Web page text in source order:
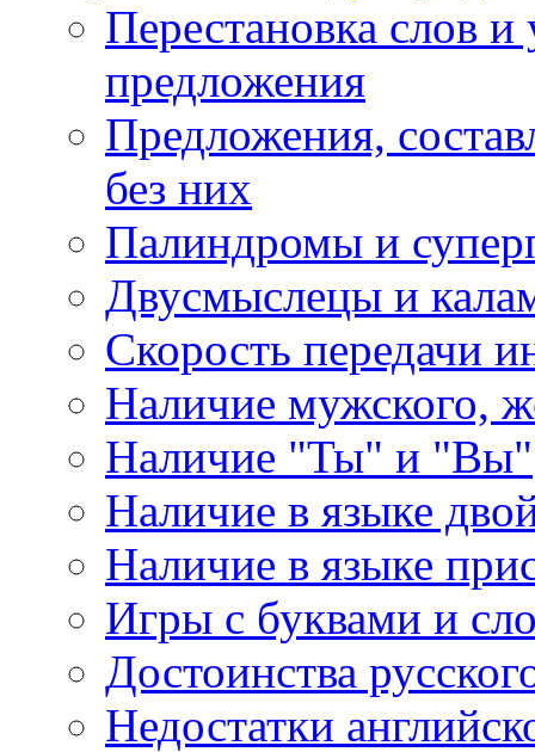
Перестановка слов
предложения
Предложения,
без них
Палиндромы и
Двусмыслецы и
Скорость передачи
Наличие мужского,
Наличие "Ты" и "Вы"
Наличие в языке
Наличие в языке
Игры с буквами и
Достоинства
Недостатки